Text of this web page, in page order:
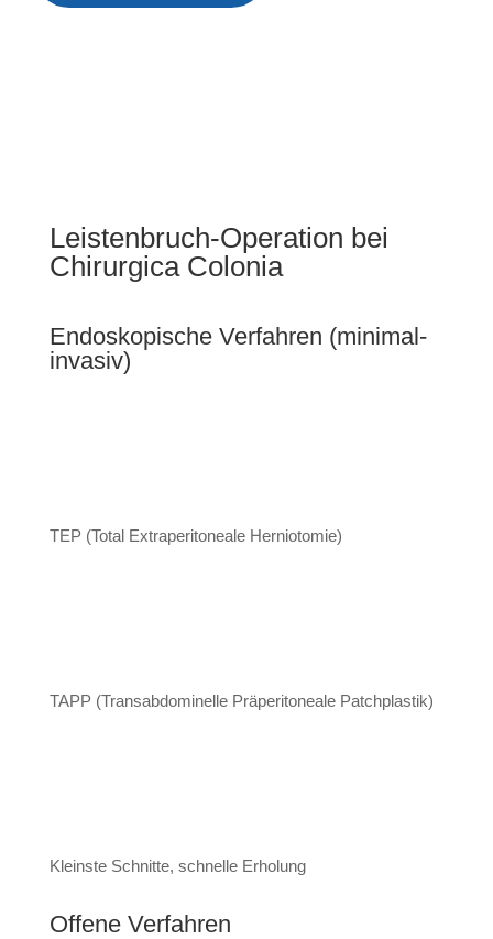
Leistenbruch-Operation bei
Chirurgica Colonia
Endoskopische Verfahren (minimal-
invasiv)
TEP (Total Extraperitoneale Herniotomie)
TAPP (Transabdominelle Präperitoneale Patchplastik)
Kleinste Schnitte, schnelle Erholung
Offene Verfahren